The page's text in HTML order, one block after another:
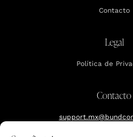
Contacto
Legal
Política de
Contacto